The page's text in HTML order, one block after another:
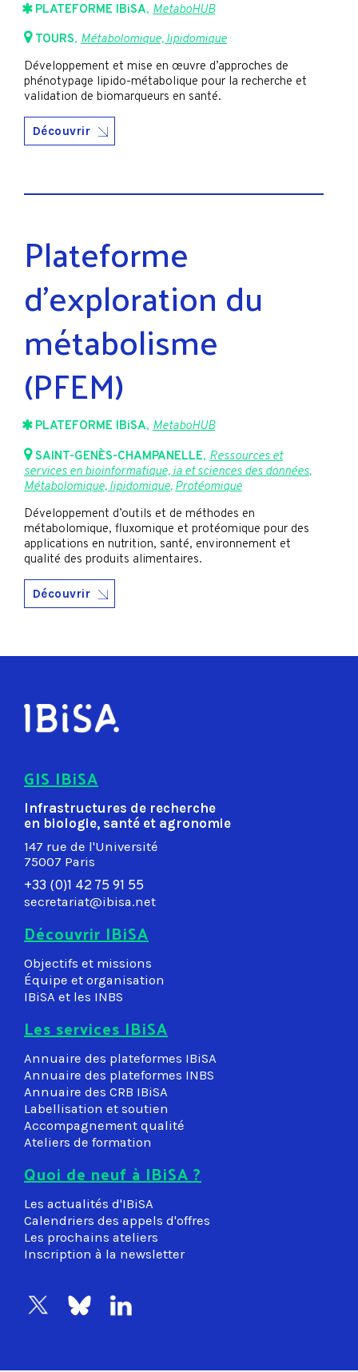
PLATEFORME IBiSA, MetaboHUB
TOURS, Métabolomique, lipidomique
Développement et mise en œuvre d’approches de
phénotypage lipido-métabolique pour la recherche et
validation de biomarqueurs en santé.
Découvrir
Plateforme
d’exploration du
métabolisme
(PFEM)
PLATEFORME IBiSA, MetaboHUB
SAINT-GENÈS-CHAMPANELLE, Ressources et
services en bioinformatique, ia et sciences des données,
Métabolomique, lipidomique, Protéomique
Développement d’outils et de méthodes en
métabolomique, fluxomique et protéomique pour des
applications en nutrition, santé, environnement et
qualité des produits alimentaires.
Découvrir
GIS IBiSA
Infrastructures de recherche
en biologie, santé et agronomie
147 rue de l'Université
75007 Paris
+33 (0)1 42 75 91 55
secretariat@ibisa.net
Découvrir IBiSA
Objectifs et missions
Équipe et organisation
IBiSA et les INBS
Les services IBiSA
Annuaire des plateformes IBiSA
Annuaire des plateformes INBS
Annuaire des CRB IBiSA
Labellisation et soutien
Accompagnement qualité
Ateliers de formation
Quoi de neuf à IBiSA ?
Les actualités d'IBiSA
Calendriers des appels d'offres
Les prochains ateliers
Inscription à la newsletter